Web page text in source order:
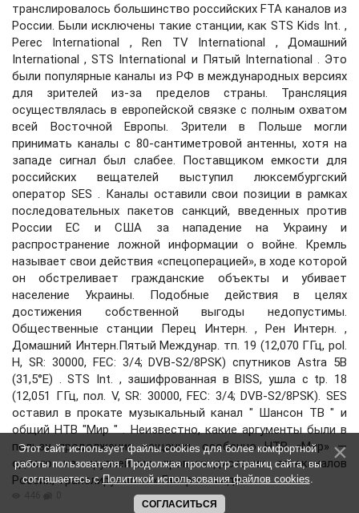
транслировалось большинство российских FTA каналов из
России. Были исключены такие станции, как STS Kids Int. ,
Perec International , Ren TV International , Домашний
International , STS International и Пятый International . Это
были популярные каналы из РФ в международных версиях
для зрителей из-за пределов страны. Трансляция
осуществлялась в европейской связке с полным охватом
всей Восточной Европы. Зрители в Польше могли
принимать каналы с 80-сантиметровой антенны, хотя на
западе сигнал был слабее. Поставщиком емкости для
российских вещателей выступил люксембургский
оператор SES . Каналы оставили свои позиции в рамках
последовательных пакетов санкций, введенных против
России ЕС и США за нападение на Украину и
распространение ложной информации о войне. Кремль
называет свои действия «спецоперацией», в ходе которой
он обстреливает гражданские объекты и убивает
население Украины. Подобные действия в целях
достижения собственной выгоды недопустимы.
Общественные станции Перец Интерн. , Рен Интерн. ,
Домашний Интерн.Пятый Междунар. тп. 19 (12,070 ГГц, pol.
H, SR: 30000, FEC: 3/4; DVB-S2/8PSK) спутников Astra 5B
(31,5°E) . STS Int. , зашифрованная в BISS, ушла с tp. 18
(12,051 ГГц, пол. V, SR: 30000, FEC: 3/4; DVB-S2/8PSK). SES
оставил в прокате музыкальный канал " Шансон ТВ " и
общий НТВ "Мир " . Неизвестно, какие аргументы были в
пользу продолжения вещания, особенно НТВ «Мир» —
одного из крупнейших пропагандистских телеканалов
России, транслируемого « Газпром-медиа» .
Этот сайт использует файлы cookies для более комфортной
работы пользователя. Продолжая просмотр страниц сайта, вы
соглашаетесь сПолитикой использования файлов cookies.
СОГЛАСИТЬСЯ